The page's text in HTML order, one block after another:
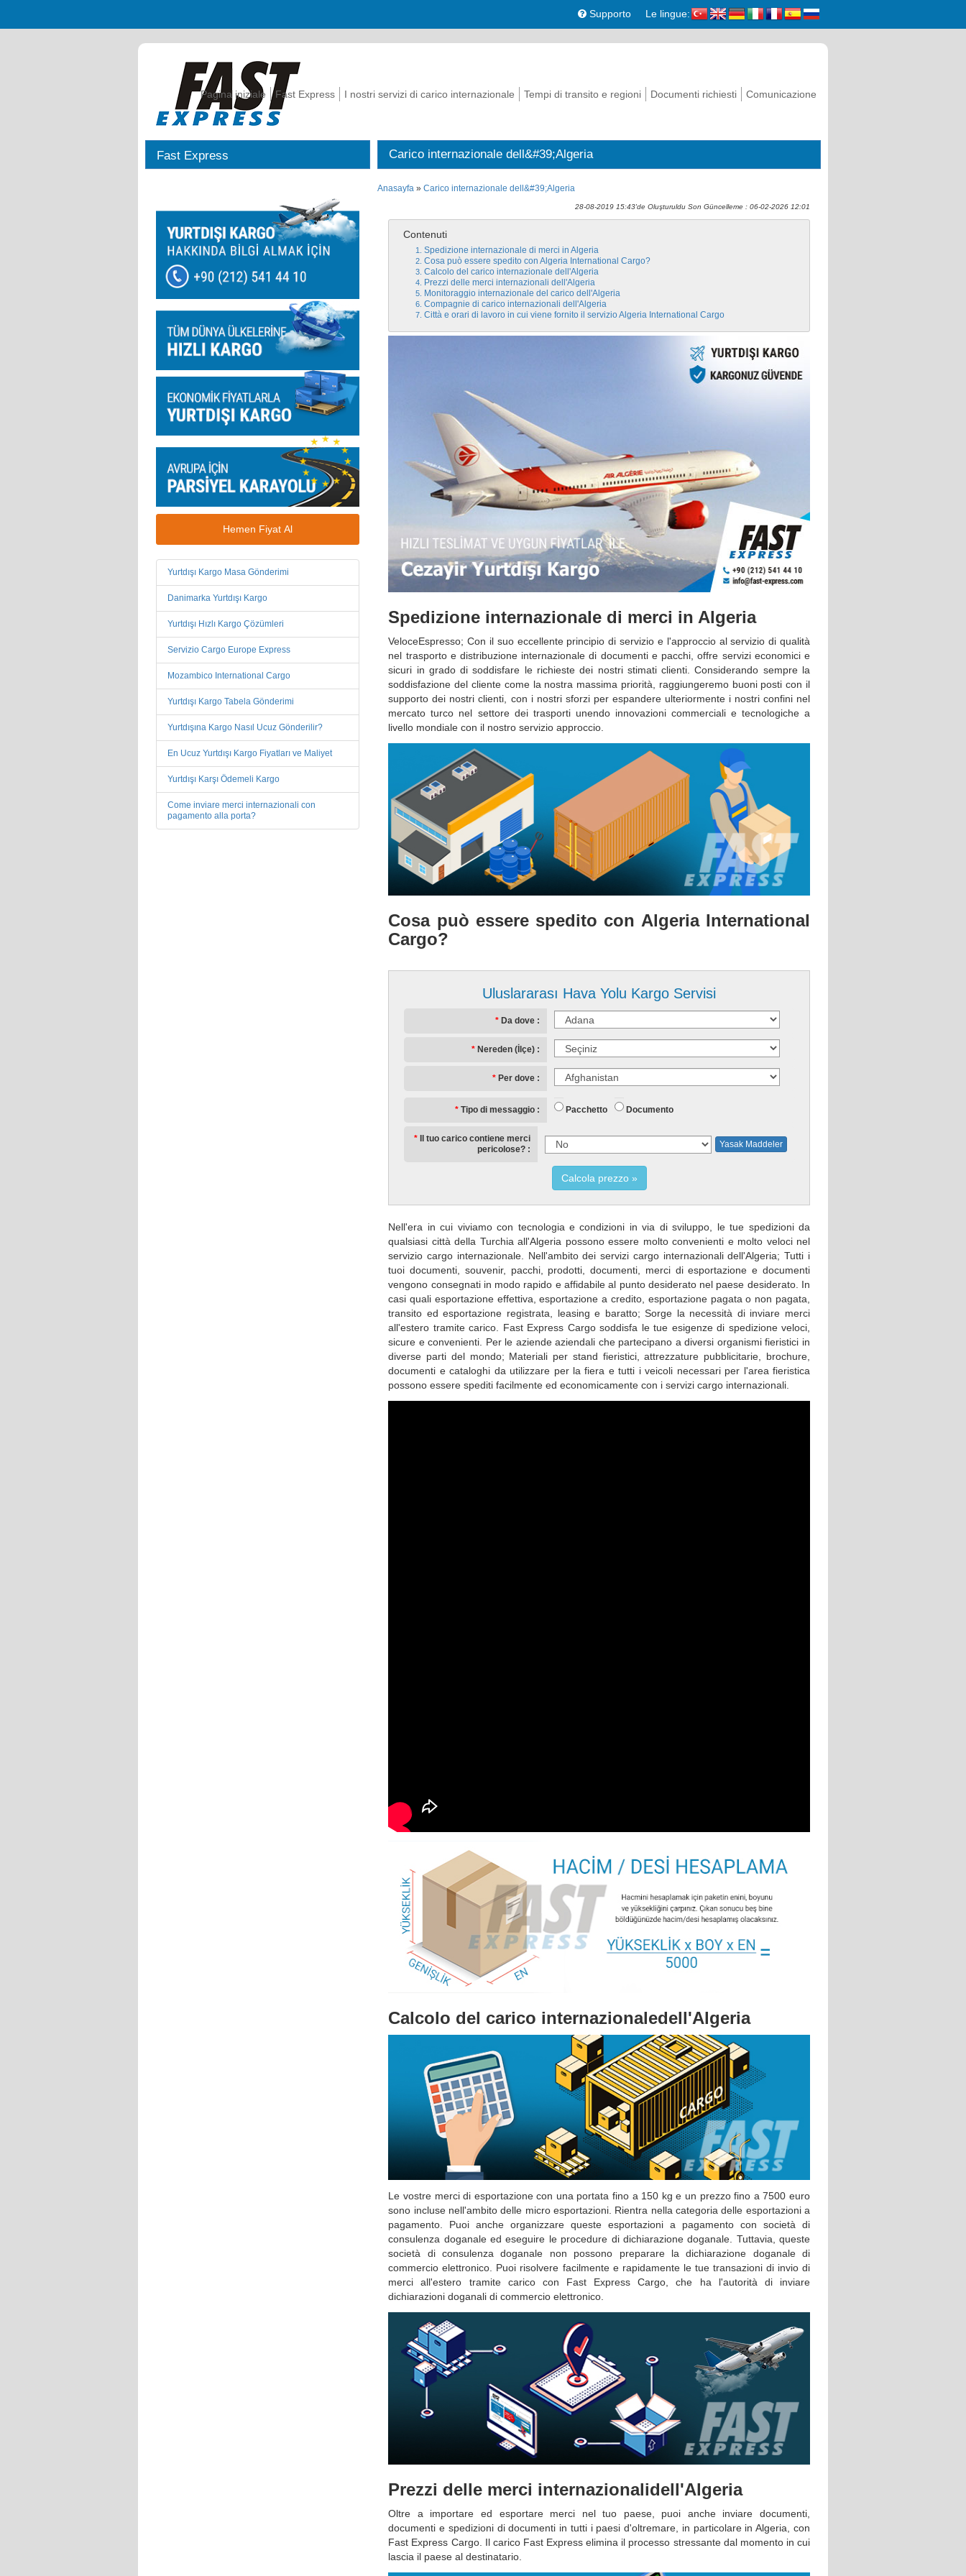
Supporto Le lingue:
Pagina iniziale Fast Express I nostri servizi di carico internazionale Tempi di transito e regioni Documenti richiesti Comunicazione
Fast Express
Hemen Fiyat Al
Yurtdışı Kargo Masa Gönderimi
Danimarka Yurtdışı Kargo
Yurtdışı Hızlı Kargo Çözümleri
Servizio Cargo Europe Express
Mozambico International Cargo
Yurtdışı Kargo Tabela Gönderimi
Yurtdışına Kargo Nasıl Ucuz Gönderilir?
En Ucuz Yurtdışı Kargo Fiyatları ve Maliyet
Yurtdışı Karşı Ödemeli Kargo
Come inviare merci internazionali con
pagamento alla porta?
Carico internazionale dell&#39;Algeria
Anasayfa »Carico internazionale dell&#39;Algeria
28-08-2019 15:43'de Oluşturuldu Son Güncelleme : 06-02-2026 12:01
Uluslararası Hava Yolu Kargo Servisi
Da dove
Nereden (İlçe)
Per dove
Tipo di messaggio Pacchetto Documento
Il tuo carico contiene merci
pericolose?
Yasak Maddeler
Calcola prezzo
Contenuti
Spedizione internazionale di merci in Algeria
Cosa può essere spedito con Algeria International Cargo?
Calcolo del carico internazionale dell'Algeria
Prezzi delle merci internazionali dell'Algeria
Monitoraggio internazionale del carico dell'Algeria
Compagnie di carico internazionali dell'Algeria
Città e orari di lavoro in cui viene fornito il servizio Algeria International Cargo
Spedizione internazionale di merci in Algeria
VeloceEspresso; Con il suo eccellente principio di servizio e l'approccio al servizio di qualità
nel trasporto e distribuzione internazionale di documenti e pacchi, offre servizi economici e
sicuri in grado di soddisfare le richieste dei nostri stimati clienti. Considerando sempre la
soddisfazione del cliente come la nostra massima priorità, raggiungeremo buoni posti con il
supporto dei nostri clienti, con i nostri sforzi per espandere ulteriormente i nostri confini nel
mercato turco nel settore dei trasporti unendo innovazioni commerciali e tecnologiche a
livello mondiale con il nostro servizio approccio.
Cosa può essere spedito con Algeria International
Cargo?
Nell'era in cui viviamo con tecnologia e condizioni in via di sviluppo, le tue spedizioni da
qualsiasi città della Turchia all'Algeria possono essere molto convenienti e molto veloci nel
servizio cargo internazionale. Nell'ambito dei servizi cargo internazionali dell'Algeria; Tutti i
tuoi documenti, souvenir, pacchi, prodotti, documenti, merci di esportazione e documenti
vengono consegnati in modo rapido e affidabile al punto desiderato nel paese desiderato. In
casi quali esportazione effettiva, esportazione a credito, esportazione pagata o non pagata,
transito ed esportazione registrata, leasing e baratto; Sorge la necessità di inviare merci
all'estero tramite carico. Fast Express Cargo soddisfa le tue esigenze di spedizione veloci,
sicure e convenienti. Per le aziende aziendali che partecipano a diversi organismi fieristici in
diverse parti del mondo; Materiali per stand fieristici, attrezzature pubblicitarie, brochure,
documenti e cataloghi da utilizzare per la fiera e tutti i veicoli necessari per l'area fieristica
possono essere spediti facilmente ed economicamente con i servizi cargo internazionali.
Calcolo del carico internazionaledell'Algeria
Le vostre merci di esportazione con una portata fino a 150 kg e un prezzo fino a 7500 euro
sono incluse nell'ambito delle micro esportazioni. Rientra nella categoria delle esportazioni a
pagamento. Puoi anche organizzare queste esportazioni a pagamento con società di
consulenza doganale ed eseguire le procedure di dichiarazione doganale. Tuttavia, queste
società di consulenza doganale non possono preparare la dichiarazione doganale di
commercio elettronico. Puoi risolvere facilmente e rapidamente le tue transazioni di invio di
merci all'estero tramite carico con Fast Express Cargo, che ha l'autorità di inviare
dichiarazioni doganali di commercio elettronico.
Prezzi delle merci internazionalidell'Algeria
Oltre a importare ed esportare merci nel tuo paese, puoi anche inviare documenti,
documenti e spedizioni di documenti in tutti i paesi d'oltremare, in particolare in Algeria, con
Fast Express Cargo. Il carico Fast Express elimina il processo stressante dal momento in cui
lascia il paese al destinatario.